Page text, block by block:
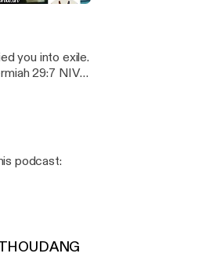
you into exile.
29:7 NIV -